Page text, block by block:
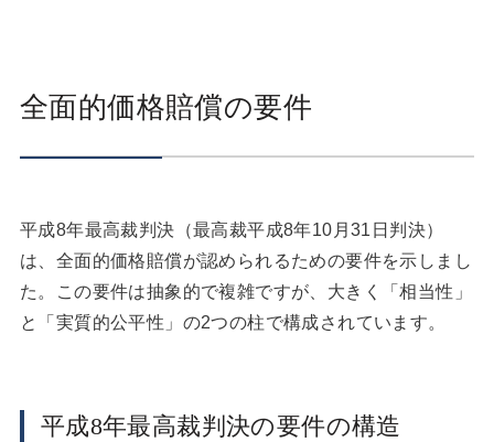
全面的価格賠償の要件
平成8年最高裁判決（最高裁平成8年10月31日判決）
は、全面的価格賠償が認められるための要件を示しまし
た。この要件は抽象的で複雑ですが、大きく「相当性」
と「実質的公平性」の2つの柱で構成されています。
平成8年最高裁判決の要件の構造